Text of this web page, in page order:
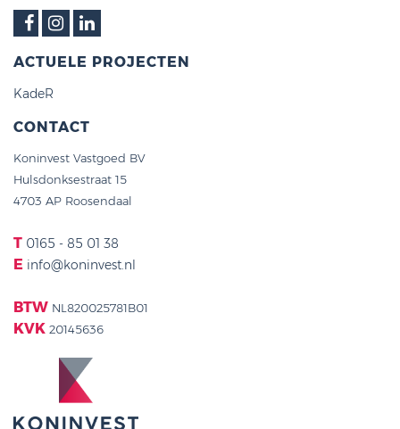
ACTUELE PROJECTEN
KadeR
CONTACT
Koninvest Vastgoed BV
Hulsdonksestraat 15
4703 AP Roosendaal
T 0165 - 85 01 38
E info@koninvest.nl
BTW NL820025781B01
KVK 20145636